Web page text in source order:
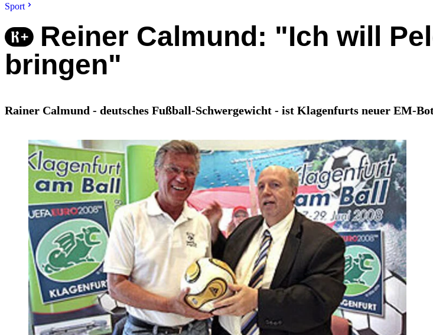
Sport
Reiner Calmund: "Ich will
bringen"
Rainer Calmund - deutsches Fußball-Schwergewicht - ist Klagenfurts neuer EM-